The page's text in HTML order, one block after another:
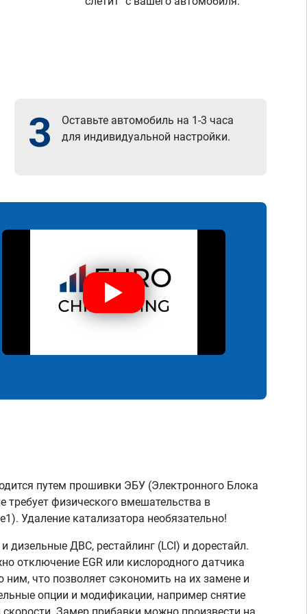
3
Оставьте автомобиль на 1-3 часа
для индивидуальной настройки.
путем прошивки ЭБУ (Электронного Блока
требует физического вмешательства в
Удаление катализатора необязательно!
ДВС, рестайлинг (LCI) и дорестайл.
отключение EGR или кислородного датчика
что позволяет сэкономить на их замене и
опции и модификации, например снятие